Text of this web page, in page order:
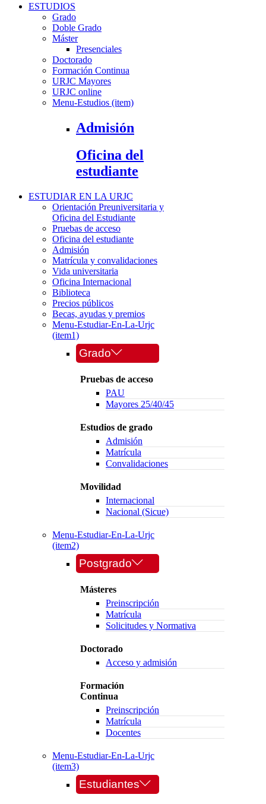
ESTUDIOS
Grado
Doble Grado
Máster
Presenciales
Doctorado
Formación Continua
URJC Mayores
URJC online
Menu-Estudios (item)
Admisión
Oficina del
estudiante
ESTUDIAR EN LA URJC
Orientación Preuniversitaria y
Oficina del Estudiante
Pruebas de acceso
Oficina del estudiante
Admisión
Matrícula y convalidaciones
Vida universitaria
Oficina Internacional
Biblioteca
Precios públicos
Becas, ayudas y premios
Menu-Estudiar-En-La-Urjc
(item1)
Grado
Pruebas de acceso
PAU
Mayores 25/40/45
Estudios de grado
Admisión
Matrícula
Convalidaciones
Movilidad
Internacional
Nacional (Sicue)
Menu-Estudiar-En-La-Urjc
(item2)
Postgrado
Másteres
Preinscripción
Matrícula
Solicitudes y Normativa
Doctorado
Acceso y admisión
Formación
Continua
Preinscripción
Matrícula
Docentes
Menu-Estudiar-En-La-Urjc
(item3)
Estudiantes